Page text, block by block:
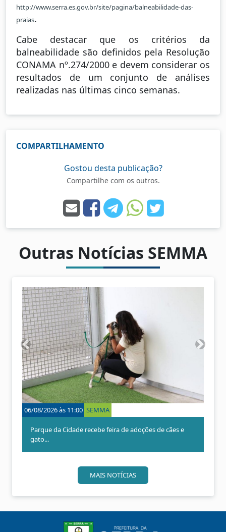
http://www.serra.es.gov.br/site/pagina/balneabilidade-das-
praias.
Cabe destacar que os critérios da
balneabilidade são definidos pela Resolução
CONAMA nº.274/2000 e devem considerar os
resultados de um conjunto de análises
realizadas nas últimas cinco semanas.
COMPARTILHAMENTO
Gostou desta publicação?
Compartilhe com os outros.
Outras Notícias SEMMA
06/08/2026 às 11:00 SEMMA
Parque da Cidade recebe feira de adoções de cães e
gato...
A
n
t
e
r
i
o
r
P
m
o
MAIS NOTÍCIAS